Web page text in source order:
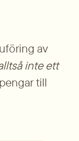
av
inte ett
till